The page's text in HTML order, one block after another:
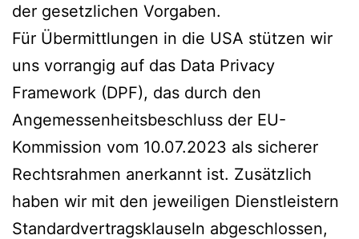
der gesetzlichen Vorgaben.
Für Übermittlungen in die USA stützen wir
uns vorrangig auf das Data Privacy
Framework (DPF), das durch den
Angemessenheitsbeschluss der EU-
Kommission vom 10.07.2023 als sicherer
Rechtsrahmen anerkannt ist. Zusätzlich
haben wir mit den jeweiligen Dienstleistern
Standardvertragsklauseln abgeschlossen,